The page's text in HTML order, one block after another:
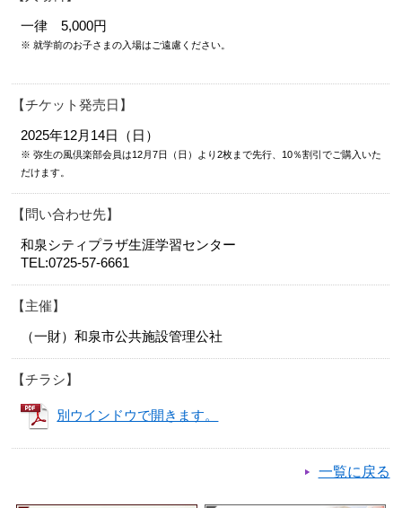
一律 5,000円
※ 就学前のお子さまの入場はご遠慮ください。
チケット発売日
2025年12月14日（日）
※ 弥生の風倶楽部会員は12月7日（日）より2枚まで先行、10％割引でご購入いた
だけます。
問い合わせ先
和泉シティプラザ生涯学習センター
TEL:0725-57-6661
主催
（一財）和泉市公共施設管理公社
チラシ
別ウインドウで開きます。
一覧に戻る